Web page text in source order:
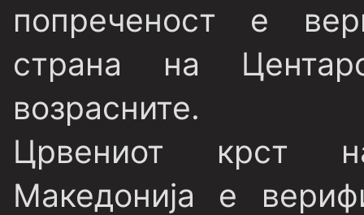
попреченост е
страна на
возрасните.
Црвениот крст
Македонија е